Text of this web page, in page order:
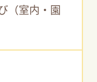
（室内・園